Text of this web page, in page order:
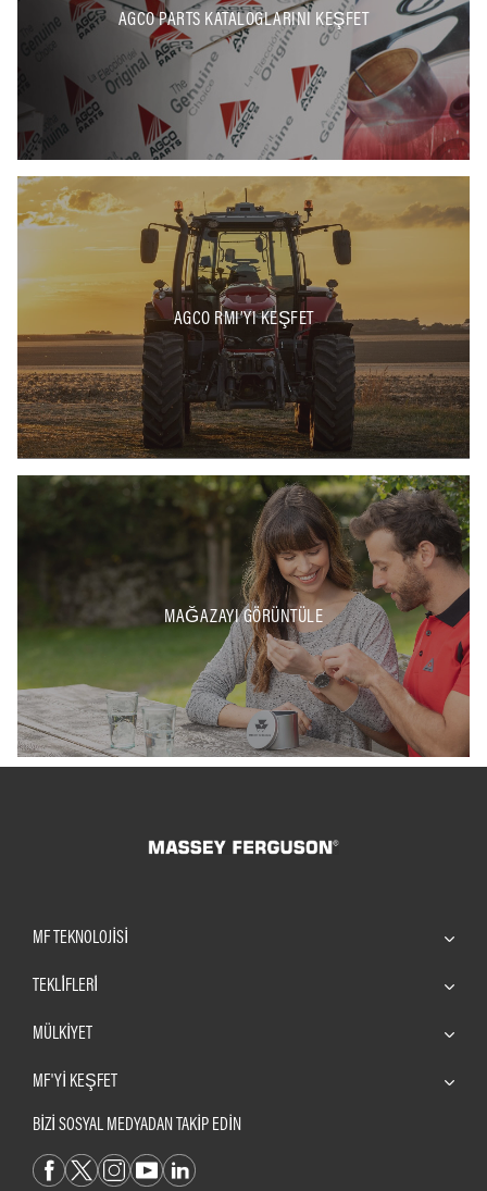
AGCO PARTS KATALOGLARINI KEŞFET
AGCO RMI’YI KEŞFET
MAĞAZAYI GÖRÜNTÜLE
MF TEKNOLOJISI
TEKLİFLERİ
MÜLKIYET
MF'YI KEŞFET
BİZİ SOSYAL MEDYADAN TAKİP EDİN